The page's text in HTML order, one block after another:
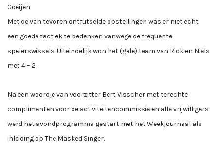
Goeijen.
Met de van tevoren ontfutselde opstellingen was er niet echt
een goede tactiek te bedenken vanwege de frequente
spelerswissels. Uiteindelijk won het (gele) team van Rick en Niels
met 4 – 2.
Na een woordje van voorzitter Bert Visscher met terechte
complimenten voor de activiteitencommissie en alle vrijwilligers
werd het avondprogramma gestart met het Weekjournaal als
inleiding op The Masked Singer.